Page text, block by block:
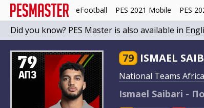
eFootball PES 2021 Mobile PES
Did you know? PES Master is also available in
79
АПЗ
79 ISMAEL
National Teams Africa
Ismael Saibari -